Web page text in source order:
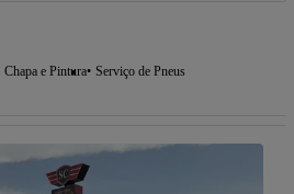
Chapa e Pintura Serviço de Pneus